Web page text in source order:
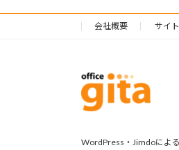
会社概要 サイ
WordPress・Jimdoによ